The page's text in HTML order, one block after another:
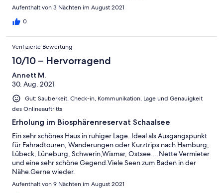
Aufenthalt von 3 Nächten im August 2021
0
Verifizierte Bewertung
10/10 – Hervorragend
Annett M.
30. Aug. 2021
Gut: Sauberkeit, Check-in, Kommunikation, Lage und Genauigkeit
des Onlineauftritts
Erholung im Biosphärenreservat Schaalsee
Ein sehr schönes Haus in ruhiger Lage. Ideal als Ausgangspunkt
für Fahradtouren, Wanderungen oder Kurztrips nach Hamburg;
Lübeck, Lüneburg, Schwerin,Wismar, Ostsee....Nette Vermieter
und eine sehr schöne Gegend.Viele Seen zum Baden in der
Nähe.Gerne wieder.
Aufenthalt von 9 Nächten im August 2021